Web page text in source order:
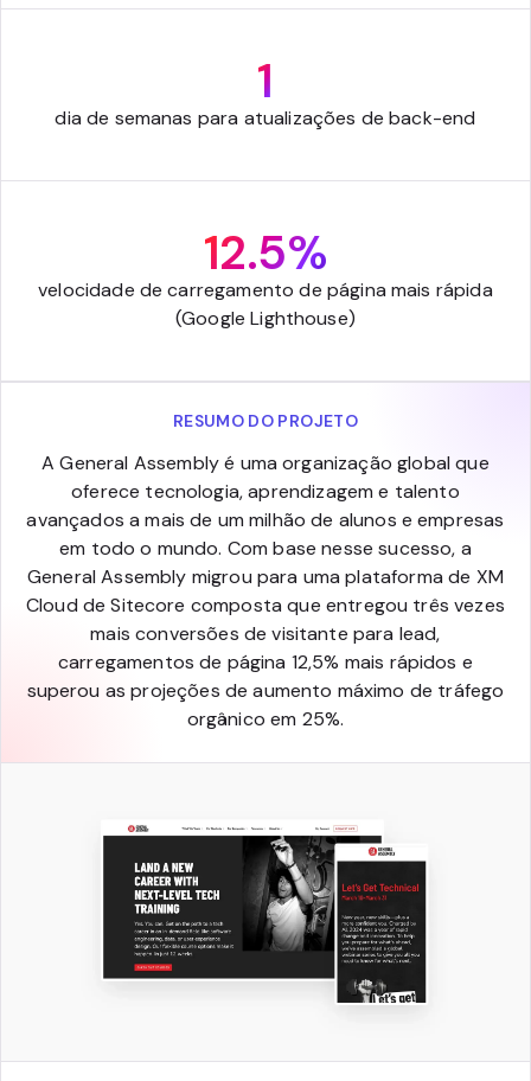
1
dia de semanas para atualizações de back-end
12.5%
velocidade de carregamento de página mais rápida
(Google Lighthouse)
RESUMO DO PROJETO
A General Assembly é uma organização global que
oferece tecnologia, aprendizagem e talento
avançados a mais de um milhão de alunos e empresas
em todo o mundo. Com base nesse sucesso, a
General Assembly migrou para uma plataforma de XM
Cloud de Sitecore composta que entregou três vezes
mais conversões de visitante para lead,
carregamentos de página 12,5% mais rápidos e
superou as projeções de aumento máximo de tráfego
orgânico em 25%.